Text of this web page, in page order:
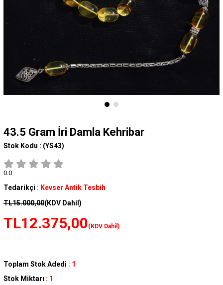
43.5 Gram İri Damla Kehribar
Stok Kodu : (YS43)
0.0
Tedarikçi : Kevser Antik Tesbih
TL15.000,00(KDV Dahil)
TL12.375,00(KDV Dahil)
Toplam Stok Adedi : 1
Stok Miktarı : 1